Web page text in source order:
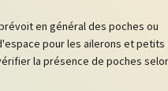
en général des poches ou
pour les ailerons et petits
la présence de poches